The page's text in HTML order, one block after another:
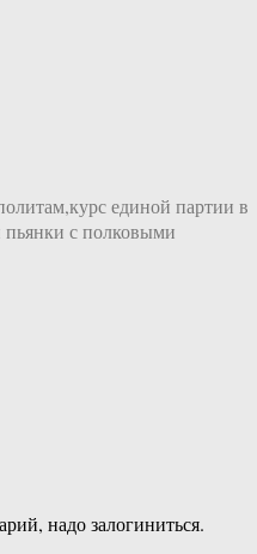
единой партии в
с полковыми
надо залогиниться.